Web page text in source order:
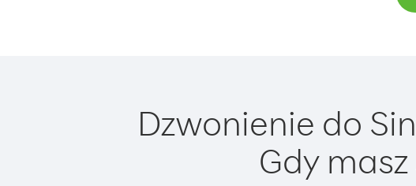
Dzwonienie do
Gdy